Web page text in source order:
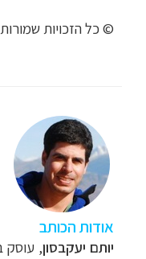
© כל הזכויות
אודות הכותב
יותם יעקבסון, עוסק